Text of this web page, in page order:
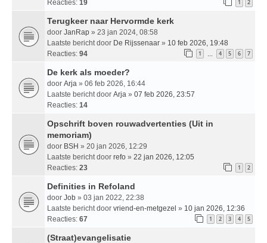
Reacties: 19 1 2
Terugkeer naar Hervormde kerk
door JanRap » 23 jan 2024, 08:58
Laatste bericht door De Rijssenaar » 10 feb 2026, 19:48
Reacties: 94 1 … 4 5 6 7
De kerk als moeder?
door Arja » 06 feb 2026, 16:44
Laatste bericht door Arja » 07 feb 2026, 23:57
Reacties: 14
Opschrift boven rouwadvertenties (Uit in
memoriam)
door BSH » 20 jan 2026, 12:29
Laatste bericht door refo » 22 jan 2026, 12:05
Reacties: 23 1 2
Definities in Refoland
door Job » 03 jan 2022, 22:38
Laatste bericht door vriend-en-metgezel » 10 jan 2026, 12:36
Reacties: 67 1 2 3 4 5
(Straat)evangelisatie